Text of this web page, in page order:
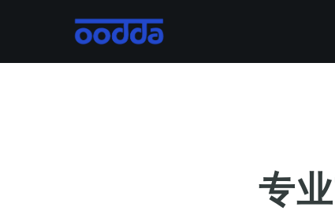
content
专